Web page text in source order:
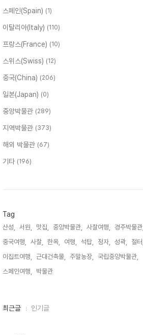
스페인(Spain) (1)
이탈리아(Italy) (110)
프랑스(France) (10)
스위스(Swiss) (12)
중국(China) (206)
일본(Japan) (0)
중앙박물관 (289)
지역박물관 (373)
해외 박물관 (67)
기타 (196)
Tag
산성, 서원, 맛집, 중앙박물관, 사찰여행,
경주박물관,
중국여행,
사찰, 한옥, 여행, 석탑, 정자, 성곽,
절터,
이집트여행,
근대건축물, 주말농장,
국립중앙박물관,
스페인여행,
박물관,
최
최근글 인기글